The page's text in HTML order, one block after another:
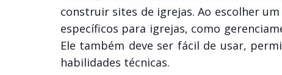
construir sites de igrejas. Ao escolher
específicos para igrejas, como
Ele também deve ser fácil de usar,
habilidades técnicas.